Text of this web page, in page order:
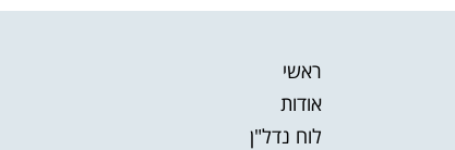
ראשי
אודות
לוח נדל"ן